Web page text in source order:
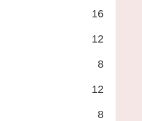
16
12
8
12
8